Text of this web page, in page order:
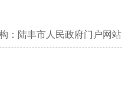
： 陆丰市人民政府门户网站